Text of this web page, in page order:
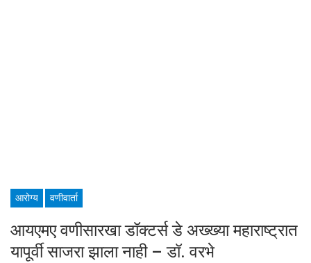
आरोग्य वणीवार्ता
आयएमए वणीसारखा डॉक्टर्स डे अख्ख्या महाराष्ट्रात
यापूर्वी साजरा झाला नाही – डॉ. वरभे